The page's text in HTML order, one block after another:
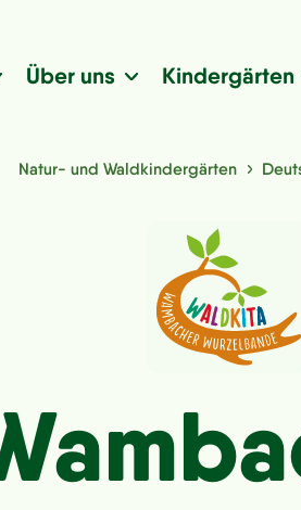
Über uns Kindergärten
Natur- und Waldkindergärten